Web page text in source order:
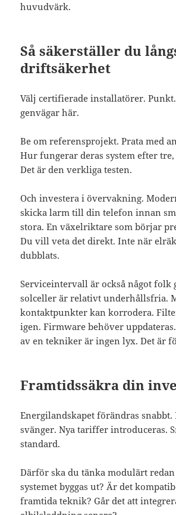
huvudvärk.
Så säkerställer du
driftsäkerhet
Välj certifierade installatörer.
genvägar här.
Be om referensprojekt. Prata med
Hur fungerar deras system efter
Det är den verkliga testen.
Och investera i övervakning.
skicka larm till din telefon innan
stora. En växelriktare som börjar
Du vill veta det direkt. Inte när
dubblats.
Serviceintervall är också något folk
solceller är relativt underhållsfria.
kontaktpunkter kan korrodera.
igen. Firmware behöver
av en tekniker är ingen lyx. Det är
Framtidssäkra din
Energilandskapet förändras
svänger. Nya tariffer introduceras.
standard.
Därför ska du tänka modulärt
systemet byggas ut? Är det
framtida teknik? Går det att